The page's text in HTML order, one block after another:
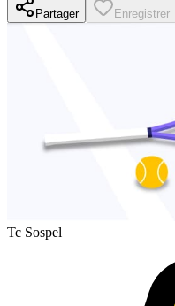
Partager Enregistrer
Tc Sospel